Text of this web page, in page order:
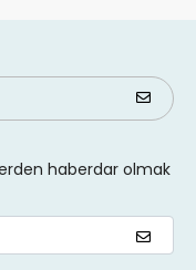
haberdar olmak